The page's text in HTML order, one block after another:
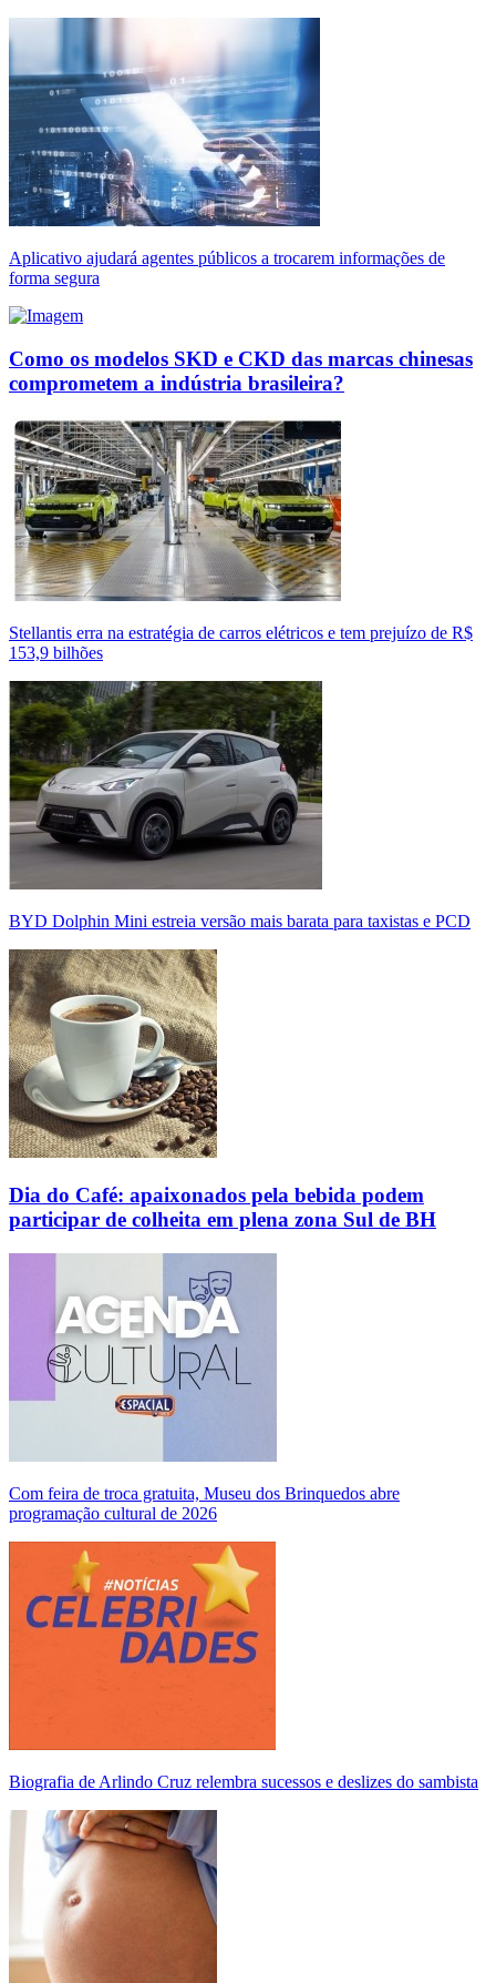
Aplicativo ajudará agentes públicos a trocarem informações de
forma segura
Como os modelos SKD e CKD das marcas chinesas
comprometem a indústria brasileira?
Stellantis erra na estratégia de carros elétricos e tem prejuízo de R$
153,9 bilhões
BYD Dolphin Mini estreia versão mais barata para taxistas e PCD
Dia do Café: apaixonados pela bebida podem
participar de colheita em plena zona Sul de BH
Com feira de troca gratuita, Museu dos Brinquedos abre
programação cultural de 2026
Biografia de Arlindo Cruz relembra sucessos e deslizes do sambista